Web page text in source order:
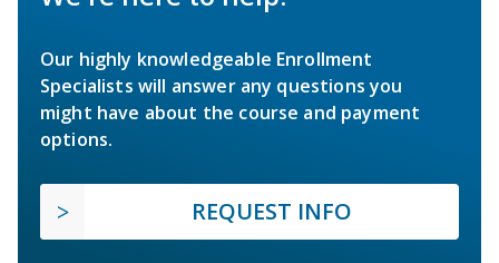
Our highly knowledgeable Enrollment
Specialists will answer any questions you
might have about the course and payment
options.
REQUEST INFO